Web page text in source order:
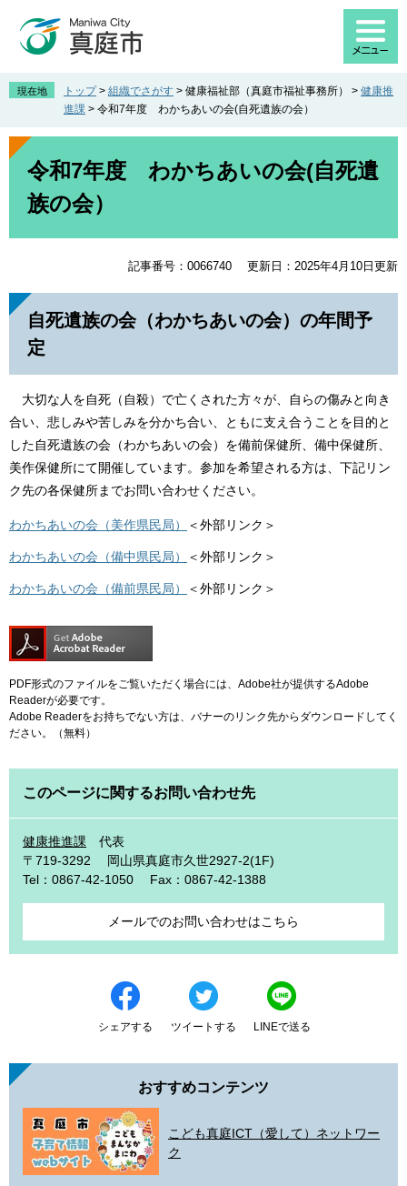
先
。
を
て
現在地 トップ > 組織でさがす > 健康福祉部（真庭市福祉事務所） > 健康推
進課 > 令和7年度 わかちあいの会(自死遺族の会）
本
令和7年度 わかちあいの会(自死遺
族の会）
記事番号：0066740 更新日：2025年4月10日更新
自死遺族の会（わかちあいの会）の年間予
定
大切な人を自死（自殺）で亡くされた方々が、自らの傷みと向き
合い、悲しみや苦しみを分かち合い、ともに支え合うことを目的と
した自死遺族の会（わかちあいの会）を備前保健所、備中保健所、
美作保健所にて開催しています。参加を希望される方は、下記リン
ク先の各保健所までお問い合わせください。
わかちあいの会（美作県民局） ＜外部リンク＞
わかちあいの会（備中県民局） ＜外部リンク＞
わかちあいの会（備前県民局） ＜外部リンク＞
PDF形式のファイルをご覧いただく場合には、Adobe社が提供するAdobe
Readerが必要です。
Adobe Readerをお持ちでない方は、バナーのリンク先からダウンロードしてく
ださい。（無料）
このページに関するお問い合わせ先
健康推進課
代表
〒719-3292
岡山県真庭市久世2927-2(1F)
Tel：0867-42-1050
Fax：0867-42-1388
メールでのお問い合わせはこちら
シェアする ツイートする LINEで送る
おすすめコンテンツ
こども真庭ICT（愛して）ネットワー
ク